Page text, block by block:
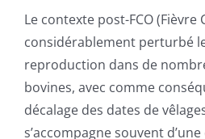
CONTACT
Le contexte post-FCO (Fièvre
considérablement perturbé
reproduction dans de
bovines, avec comme
décalage des dates de
s’accompagne souvent